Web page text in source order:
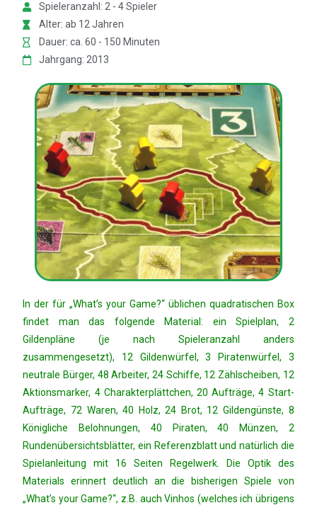
Spieleranzahl: 2 - 4 Spieler
Alter: ab 12 Jahren
Dauer: ca. 60 - 150 Minuten
Jahrgang: 2013
In der für „What’s your Game?“ üblichen quadratischen Box
findet man das folgende Material: ein Spielplan, 2
Gildenpläne (je nach Spieleranzahl anders
zusammengesetzt), 12 Gildenwürfel, 3 Piratenwürfel, 3
neutrale Bürger, 48 Arbeiter, 24 Schiffe, 12 Zählscheiben, 12
Aktionsmarker, 4 Charakterplättchen, 20 Aufträge, 4 Start-
Aufträge, 72 Waren, 40 Holz, 24 Brot, 12 Gildengünste, 8
Königliche Belohnungen, 40 Piraten, 40 Münzen, 2
Rundenübersichtsblätter, ein Referenzblatt und natürlich die
Spielanleitung mit 16 Seiten Regelwerk. Die Optik des
Materials erinnert deutlich an die bisherigen Spiele von
„What’s your Game?“, z.B. auch Vinhos (welches ich übrigens